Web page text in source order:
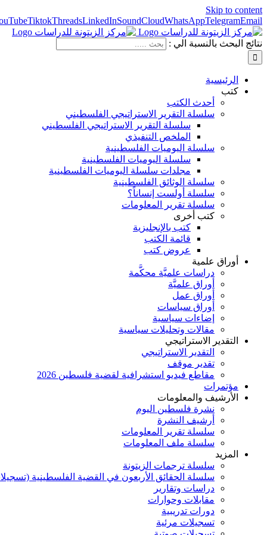
Skip to content
TiktokThreadsLinkedInSoundCloudWhatsAppTelegramEmail
نتائج البحث بالنسبة الي :
الرئيسية
كتب
أحدث الكتب
سلسلة التقرير الاستراتيجي الفلسطيني
سلسلة التقرير الاستراتيجي الفلسطيني
الملخص التنفيذي
سلسلة اليوميات الفلسطينية
سلسلة اليوميات الفلسطينية
مجلدات سلسلة اليوميات الفلسطينية
سلسلة الوثائق الفلسطينية
سلسلة أولست إنساناً؟
سلسلة تقرير المعلومات
كتب أخرى
كتب بالإنجليزية
قائمة الكتب
عروض كتب
أوراق علمية
دراسات علميَّة محكَّمة
أوراق علميَّة
أوراق عمل
أوراق سياسات
إضاءات سياسية
مقالات وتحليلات سياسية
التقدير الاستراتيجي
التقدير الاستراتيجي
تقدير موقف
مقاطع فيديو استشرافية لقضية فلسطين 2026
مؤتمرات
الأرشيف والمعلومات
نشرة فلسطين اليوم
أرشيف النشرة
سلسلة تقرير المعلومات
سلسلة ملف المعلومات
المزيد
سلسلة ترجمات الزيتونة
سلسلة الحقائق الأربعون في القضية الفلسطينية
دراسات وتقارير
مقابلات وحوارات
دورات تدريبية
تسجيلات مرئية